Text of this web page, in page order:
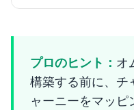
プロのヒント： オ
構築する前に、チ
ャーニーをマッ